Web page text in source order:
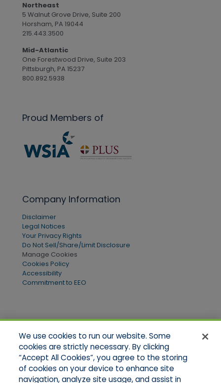
Northeast
5 Walnut Grove Drive, Suite 200
Horsham, PA 19044
215.443.3500
Mid-Atlantic
One Forestwood Drive, Suite 203
Pittsburgh, PA 15237
800.892.5938
Proud Members of
Company Information
Disclaimer
Legal Notices
Your Privacy Rights
Do Not Sell/Share/Limit Disclosure
Manage Cookies
Cookies Policy
Accessibility
Commitment to EEO
Quick Links
Home
About Us
Applications
Products
Product Brochures
We use cookies to run our website. Some
cookies are strictly necessary. By clicking
“Accept All Cookies”, you agree to the storing
of cookies on your device to enhance site
navigation, analyze site usage, and assist in